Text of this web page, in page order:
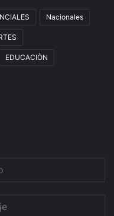
Nacionales
EDUCACIÒN